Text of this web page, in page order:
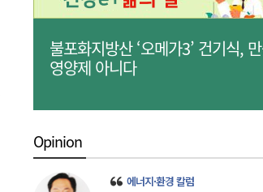
19:24
금호석화, 2분기 영업익 5배 급증…3분
익성은 ‘글쎄’
불포화지방산 ‘오메가3’ 건기식,
영양제 아니다
Opinion
에너지·환경 칼럼